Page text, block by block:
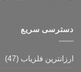
دسترسی سریع
ارزانترین فلزیاب (47)